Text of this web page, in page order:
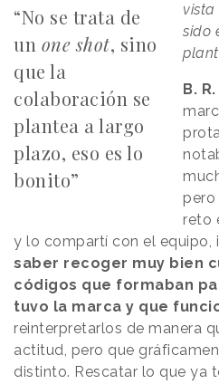
“No se trata de
un one shot, sino
que la
colaboración se
plantea a largo
plazo, eso es lo
bonito”
vista
sido
B. R.
pero
reto
y lo compartí con el equipo, i
saber recoger muy bien
códigos que formaban
tuvo la marca y que
reinterpretarlos de manera
actitud, pero que
distinto. Rescatar lo que ya